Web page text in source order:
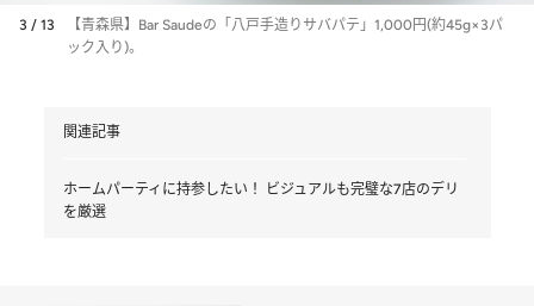
3 / 13
【青森県】Bar Saudeの「八戸手造りサバパテ」1,000円(約45g×3パ
ック入り)。
関連記事
ホームパーティに持参したい！ ビジュアルも完璧な7店のデリ
を厳選